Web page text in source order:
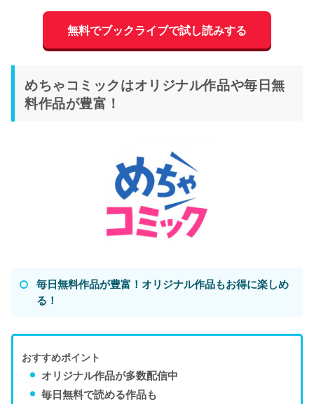
無料でブックライブで試し読みする
めちゃコミックはオリジナル作品や毎日無
料作品が豊富！
毎日無料作品が豊富！オリジナル作品もお得に楽しめ
る！
おすすめポイント
オリジナル作品が多数配信中
毎日無料で読める作品も